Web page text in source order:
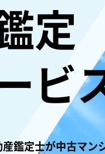
定
ビ
鑑定士が中古マン